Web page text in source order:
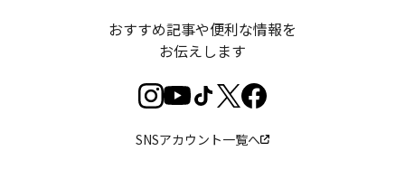
おすすめ記事や便利な情報を
お伝えします
SNSアカウント一覧へ